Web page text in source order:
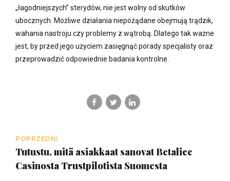
„łagodniejszych” sterydów, nie jest wolny od skutków
ubocznych. Możliwe działania niepożądane obejmują trądzik,
wahania nastroju czy problemy z wątrobą. Dlatego tak ważne
jest, by przed jego użyciem zasięgnąć porady specjalisty oraz
przeprowadzić odpowiednie badania kontrolne.
POPRZEDNI
Tutustu, mitä asiakkaat sanovat Betalice
Casinosta Trustpilotista Suomesta